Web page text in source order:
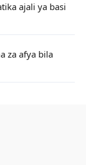
ajali ya basi
za afya bila